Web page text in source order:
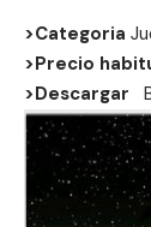
>Categoria
>Precio
>Descargar